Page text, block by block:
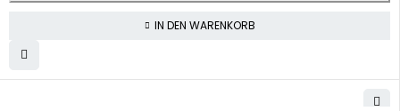
IN DEN WARENKORB